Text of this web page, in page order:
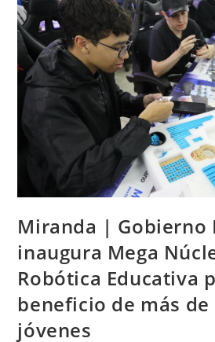
Miranda | Gobierno
inaugura Mega
Robótica Educativa
beneficio de más de
jóvenes